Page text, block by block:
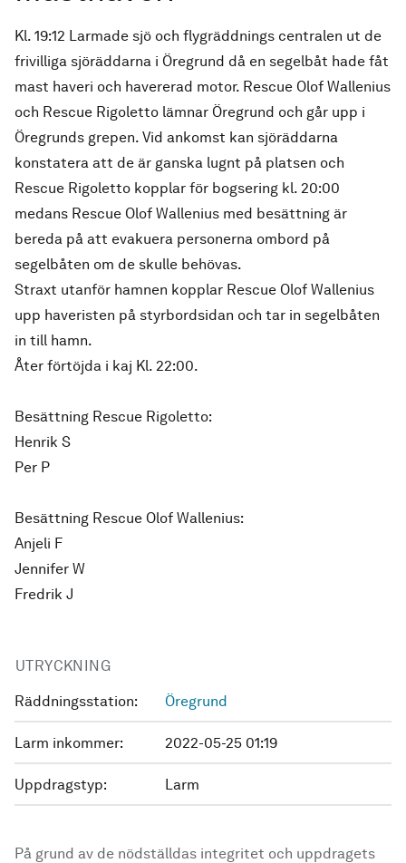
Kl. 19:12 Larmade sjö och flygräddnings centralen ut de
frivilliga sjöräddarna i Öregrund då en segelbåt hade fåt
mast haveri och havererad motor. Rescue Olof Wallenius
och Rescue Rigoletto lämnar Öregrund och går upp i
Öregrunds grepen. Vid ankomst kan sjöräddarna
konstatera att de är ganska lugnt på platsen och
Rescue Rigoletto kopplar för bogsering kl. 20:00
medans Rescue Olof Wallenius med besättning är
bereda på att evakuera personerna ombord på
segelbåten om de skulle behövas.
Straxt utanför hamnen kopplar Rescue Olof Wallenius
upp haveristen på styrbordsidan och tar in segelbåten
in till hamn.
Åter förtöjda i kaj Kl. 22:00.
Besättning Rescue Rigoletto:
Henrik S
Per P
Besättning Rescue Olof Wallenius:
Anjeli F
Jennifer W
Fredrik J
UTRYCKNING
Räddningsstation: Öregrund
Larm inkommer: 2022-05-25 01:19
Uppdragstyp: Larm
På grund av de nödställdas integritet och uppdragets